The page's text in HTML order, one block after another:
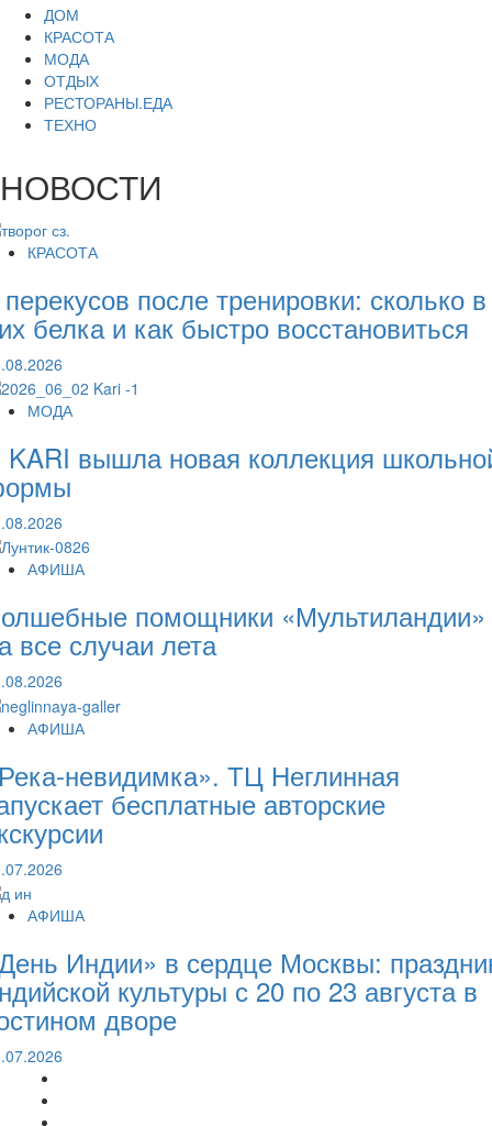
ДОМ
КРАСОТА
МОДА
ОТДЫХ
РЕСТОРАНЫ.ЕДА
ТЕХНО
НОВОСТИ
КРАСОТА
после тренировки: сколько в
белка и как быстро восстановиться
МОДА
вышла новая коллекция
АФИША
помощники «Мультиландии»
все случаи лета
АФИША
невидимка». ТЦ Неглинная
бесплатные авторские
АФИША
Индии» в сердце Москвы:
культуры с 20 по 23 августа в
дворе